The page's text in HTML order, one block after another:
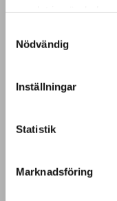
Nödvändig
Inställningar
Statistik
Marknadsföring